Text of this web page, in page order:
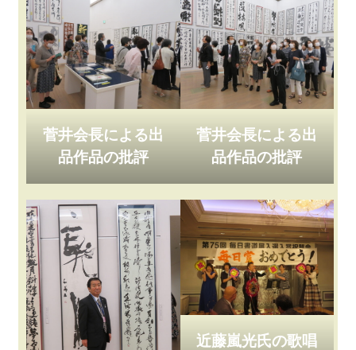
菅井会長による出
品作品の批評
菅井会長による出
品作品の批評
近藤嵐光氏の歌唱